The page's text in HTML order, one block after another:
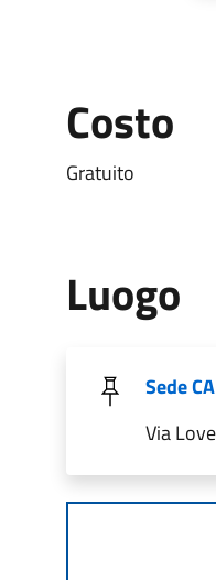
Costo
Gratuito
Luogo
Sede
Via